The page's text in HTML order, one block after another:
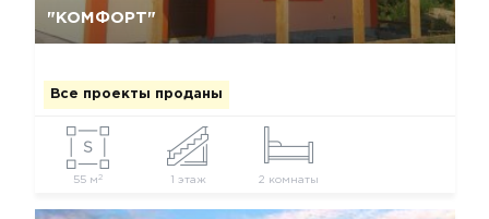
"КОМФОРТ"
Все проекты проданы
55 м 2 1 этаж 2 комнаты